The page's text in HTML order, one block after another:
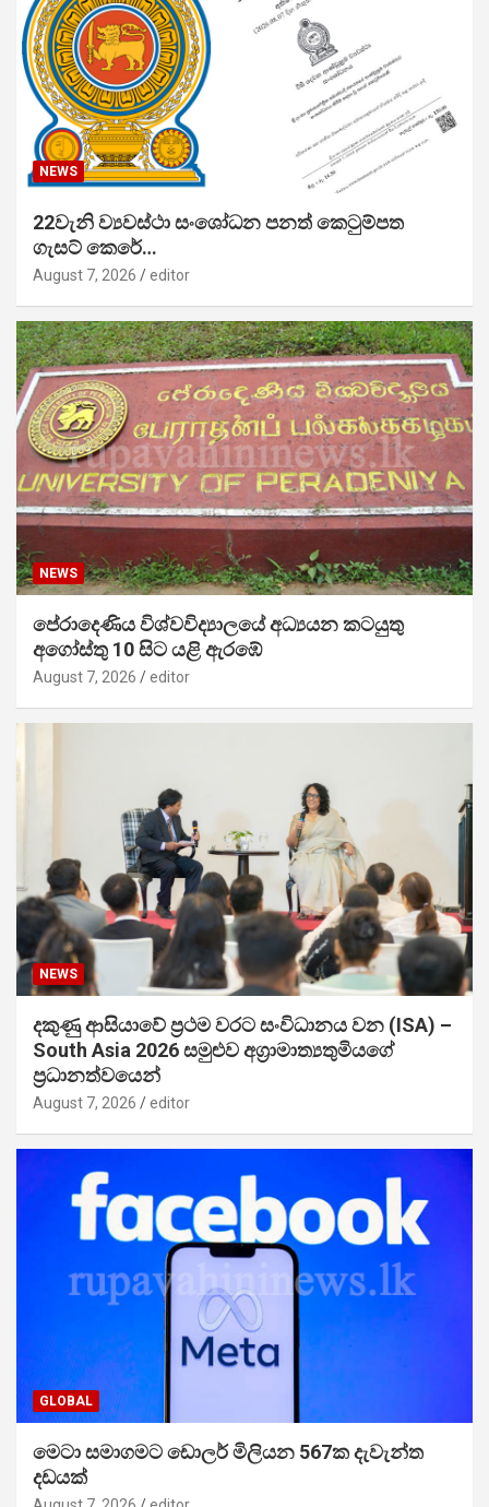
NEWS
22වැනි ව්‍යවස්ථා සංශෝධන පනත් කෙටුම්පත
ගැසට් කෙරේ…
August 7, 2026 editor
NEWS
පේරාදෙණිය විශ්වවිද්‍යාලයේ අධ්‍යයන කටයුතු
අගෝස්තු 10 සිට යළි ඇරඹේ
August 7, 2026 editor
NEWS
දකුණු ආසියාවේ ප්‍රථම වරට සංවිධානය වන (ISA) –
South Asia 2026 සමුළුව අග්‍රාමාත්‍යතුමියගේ
ප්‍රධානත්වයෙන්
August 7, 2026 editor
GLOBAL
මෙටා සමාගමට ඩොලර් මිලියන 567ක දැවැන්ත
දඩයක්